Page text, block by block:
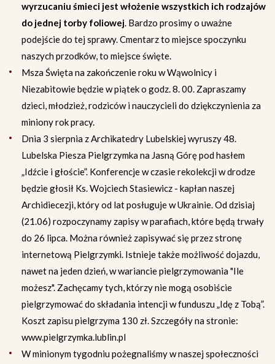
wyrzucaniu śmieci jest włożenie wszystkich ich rodzajów
do jednej torby foliowej. Bardzo prosimy o uważne
podejście do tej sprawy. Cmentarz to miejsce spoczynku
naszych przodków, to miejsce święte.
Msza Święta na zakończenie roku w Wąwolnicy i
Niezabitowie będzie w piątek o godz. 8. 00. Zapraszamy
dzieci, młodzież, rodziców i nauczycieli do dziękczynienia za
miniony rok pracy.
Dnia 3 sierpnia z Archikatedry Lubelskiej wyruszy 48.
Lubelska Piesza Pielgrzymka na Jasną Górę pod hasłem
„Idźcie i głoście”. Konferencje w czasie rekolekcji w drodze
będzie głosił Ks. Wojciech Stasiewicz - kapłan naszej
Archidiecezji, który od lat posługuje w Ukrainie. Od dzisiaj
(21.06) rozpoczynamy zapisy w parafiach, które będą trwały
do 26 lipca. Można również zapisywać się przez stronę
internetową Pielgrzymki. Istnieje także możliwość dojazdu,
nawet na jeden dzień, w wariancie pielgrzymowania "Ile
możesz". Zachęcamy tych, którzy nie mogą osobiście
pielgrzymować do składania intencji w funduszu „Idę z Tobą”.
Koszt zapisu pielgrzyma 130 zł. Szczegóły na stronie:
www.pielgrzymka.lublin.pl
W minionym tygodniu pożegnaliśmy w naszej społeczności